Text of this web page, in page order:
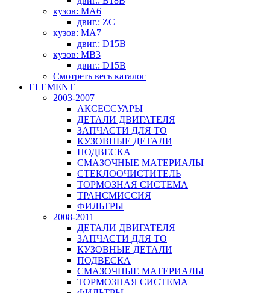
кузов: MA6
двиг.: ZC
кузов: MA7
двиг.: D15B
кузов: MB3
двиг.: D15B
Смотреть весь каталог
ELEMENT
2003-2007
АКСЕССУАРЫ
ДЕТАЛИ ДВИГАТЕЛЯ
ЗАПЧАСТИ ДЛЯ ТО
КУЗОВНЫЕ ДЕТАЛИ
ПОДВЕСКА
СМАЗОЧНЫЕ МАТЕРИАЛЫ
СТЕКЛООЧИСТИТЕЛЬ
ТОРМОЗНАЯ СИСТЕМА
ТРАНСМИССИЯ
ФИЛЬТРЫ
2008-2011
ДЕТАЛИ ДВИГАТЕЛЯ
ЗАПЧАСТИ ДЛЯ ТО
КУЗОВНЫЕ ДЕТАЛИ
ПОДВЕСКА
СМАЗОЧНЫЕ МАТЕРИАЛЫ
ТОРМОЗНАЯ СИСТЕМА